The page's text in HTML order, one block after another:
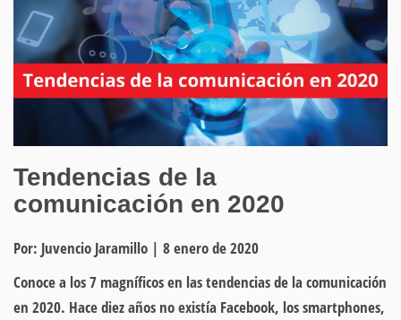
Tendencias de la
comunicación en 2020
Por: Juvencio Jaramillo | 8 enero de 2020
Conoce a los 7 magníficos en las tendencias de la comunicación
en 2020. Hace diez años no existía Facebook, los smartphones,